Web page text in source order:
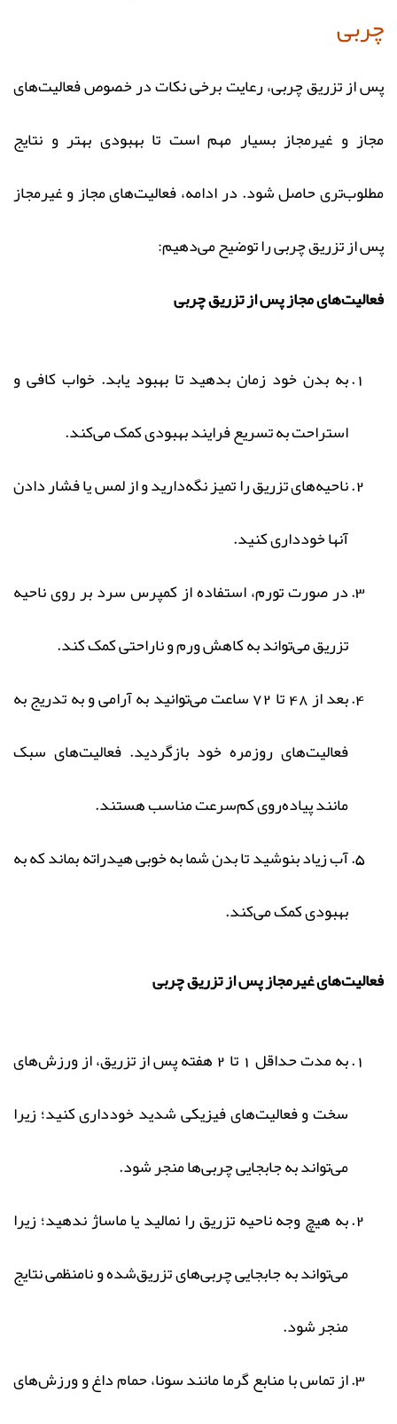
چربی
پس از تزریق چربی، رعایت برخی نکات در خصوص فعالیت‌های
مجاز و غیرمجاز بسیار مهم است تا بهبودی بهتر و نتایج
مطلوب‌تری حاصل شود. در ادامه، فعالیت‌های مجاز و غیرمجاز
پس از تزریق چربی را توضیح می‌دهیم:
فعالیت‌های مجاز پس از تزریق چربی
به بدن خود زمان بدهید تا بهبود یابد. خواب کافی و
استراحت به تسریع فرایند بهبودی کمک می‌کند.
ناحیه‌های تزریق را تمیز نگه‌دارید و از لمس یا فشار دادن
آنها خودداری کنید.
در صورت تورم، استفاده از کمپرس سرد بر روی ناحیه
تزریق می‌تواند به کاهش ورم و ناراحتی کمک کند.
بعد از 48 تا 72 ساعت می‌توانید به آرامی و به تدریج به
فعالیت‌های روزمره خود بازگردید. فعالیت‌های سبک
مانند پیاده‌روی کم‌سرعت مناسب هستند.
آب زیاد بنوشید تا بدن شما به خوبی هیدراته بماند که به
بهبودی کمک می‌کند.
فعالیت‌های غیرمجاز پس از تزریق چربی
به مدت حداقل 1 تا 2 هفته پس از تزریق، از ورزش‌های
سخت و فعالیت‌های فیزیکی شدید خودداری کنید؛ زیرا
می‌تواند به جابجایی چربی‌ها منجر شود.
به هیچ وجه ناحیه تزریق را نمالید یا ماساژ ندهید؛ زیرا
می‌تواند به جابجایی چربی‌های تزریق‌شده و نامنظمی نتایج
منجر شود.
از تماس با منابع گرما مانند سونا، حمام داغ و ورزش‌های